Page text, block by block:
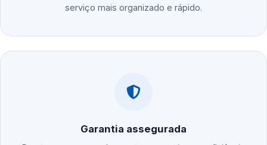
serviço mais organizado e rápido.
Garantia assegurada